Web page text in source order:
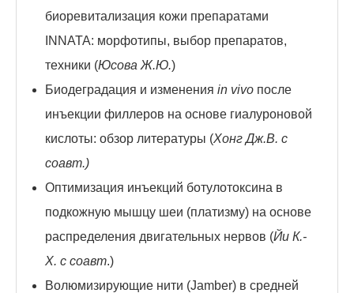
биоревитализация кожи препаратами
INNATA: морфотипы, выбор препаратов,
техники (Юсова Ж.Ю.)
Биодеградация и измененияin vivo после
инъекции филлеров на основе гиалуроновой
кислоты: обзор литературы (Хонг Дж.В. с
соавт.)
Оптимизация инъекций ботулотоксина в
подкожную мышцу шеи (платизму) на основе
распределения двигательных нервов (Йи К.-
Х. с соавт.)
Волюмизирующие нити (Jamber) в средней